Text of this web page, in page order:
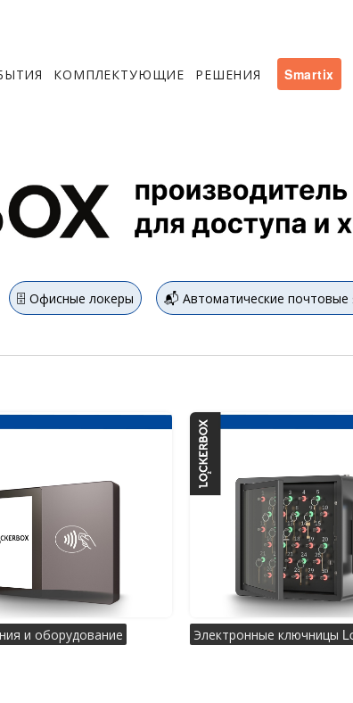
КОМПЛЕКТУЮЩИЕ РЕШЕНИЯ Smartix
🗄️ Офисные локеры 📬 Автоматические почтовые
и оборудование Электронные ключницы